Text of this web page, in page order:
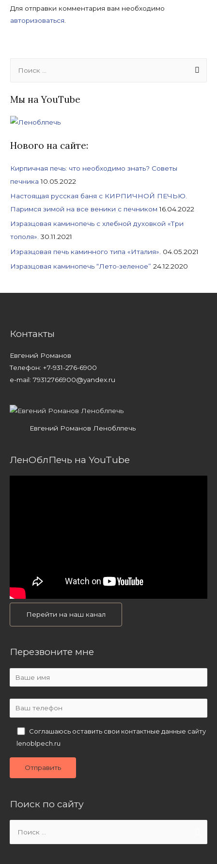
Для отправки комментария вам необходимо
авторизоваться.
r
c
f
r
:
Мы на YouTube
Нового на сайте:
Кирпичная печь: что необходимо знать? Советы
печника 10.05.2022
Настоящая русская баня с КИРПИЧНОЙ ПЕЧЬЮ.
Паримся зимой на все веники с печником 16.04.2022
Изразцовая каминопечь с хлебной духовкой «Три
тополя». 30.11.2021
Изразцовая печь каминного типа «Италия». 04.05.2021
Изразцовая каминопечь “Лето-зеленое” 24.12.2020
Контакты
Евгений Романов
Телефон: +7-931-276-6900
e-mail: 79312766900@yandex.ru
Евгений Романов Леноблпечь
ЛенОблПечь на YouTube
Перейти на наш канал
Перезвоните мне
Соглашаюсь оставить свои контактные данные сайту
lenoblpech.ru
Поиск по сайту